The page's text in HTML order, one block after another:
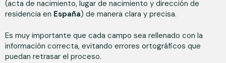
(acta de nacimiento, lugar de nacimiento y dirección de
residencia en España) de manera clara y precisa.
Es muy importante que cada campo sea rellenado con la
información correcta, evitando errores ortográficos que
puedan retrasar el proceso.